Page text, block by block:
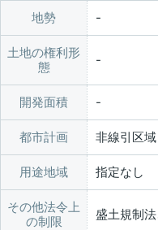
地勢
土地の権利形
態
開発面積
都市計画 非線引区域
用途地域 指定なし
その他法令上
の制限
盛土規制